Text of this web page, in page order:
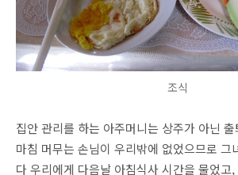
조식
집안 관리를 하는 아주머니는 상주가 아닌
마침 머무는 손님이 우리밖에 없었으므로 그
다 우리에게 다음날 아침식사 시간을 물었고